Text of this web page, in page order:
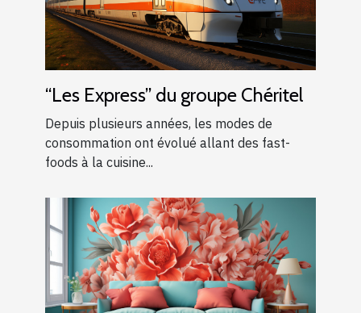
“Les Express” du groupe Chéritel
Depuis plusieurs années, les modes de
consommation ont évolué allant des fast-
foods à la cuisine...